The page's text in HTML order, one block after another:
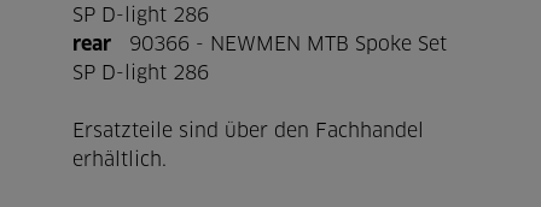
SP D-light 286
rear 90366 - NEWMEN MTB Spoke Set
SP D-light 286
Ersatzteile sind über den Fachhandel
erhältlich.